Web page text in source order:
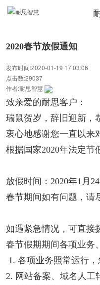
2020春节放假通知
发布时间:2020-01-19 17:03:06
点击数:29037
作者:耐思智慧
致亲爱的耐思客户：
瑞鼠贺岁，辞旧迎新，
衷心地感谢您一直以来
根据国家2020年法定节
放假时间：2020年1月
春节期间如有问题，请
如遇紧急情况，可直接
春节假期期间各项业务
1. 各项业务照常运行
2. 网站备案、域名人